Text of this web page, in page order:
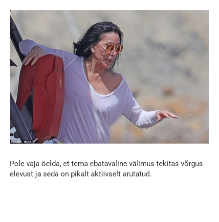
Pole vaja öelda, et tema ebatavaline välimus tekitas võrgus
elevust ja seda on pikalt aktiivselt arutatud.